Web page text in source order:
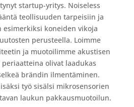
startup-yritys. Noiseless
teollisuuden tarpeisiin ja
esimerkiksi koneiden vikoja
perusteella. Loimme
ja muotoilimme akustisen
olivat laadukas
brändin ilmentäminen.
työ sisälsi mikrosensorien
laukun pakkausmuotoilun.